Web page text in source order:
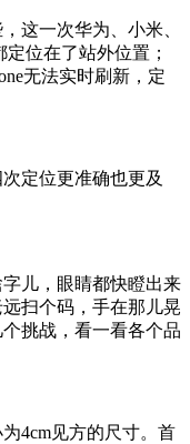
这一次华为、小米、
位在了站外位置；
无法实时刷新，定
定位更准确也更及
儿，眼睛都快瞪出来
扫个码，手在那儿晃
挑战，看一看各个品
4cm见方的尺寸。首